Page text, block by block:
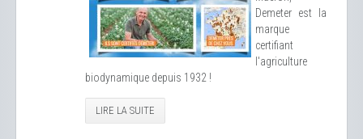
Demeter est la
marque
certifiant
l'agriculture
biodynamique depuis 1932 !
LIRE LA SUITE